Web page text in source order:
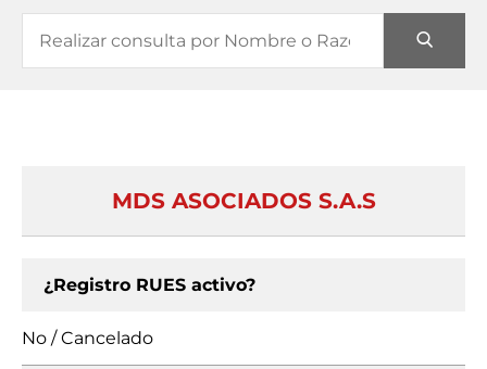
MDS ASOCIADOS S.A.S
¿Registro RUES activo?
No / Cancelado